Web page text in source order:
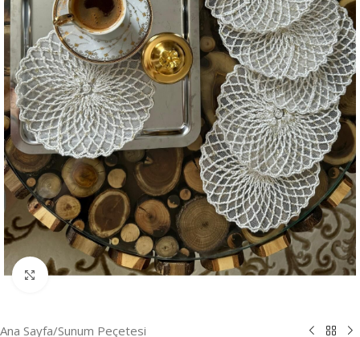
Resmi Büyüt
Ana Sayfa/Sunum Peçetesi